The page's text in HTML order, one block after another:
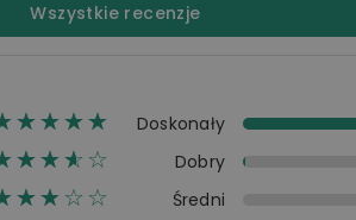
Wszystkie recenzje
Doskonały
Dobry
Średni